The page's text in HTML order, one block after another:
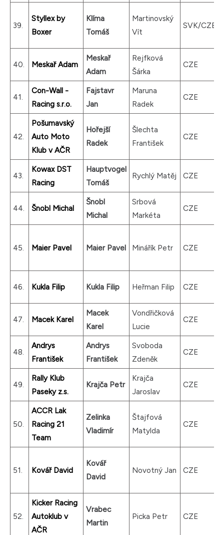
39.
Styllex by
Boxer
Klíma
Tomáš
Martinovský
Vít
SVK/CZE
40. Meskař Adam
Meskař
Adam
Rejfková
Šárka
CZE
41.
Con-Wall -
Racing s.r.o.
Fajstavr
Jan
Maruna
Radek
CZE
42.
Pošumavský
Auto Moto
Klub v AČR
Hořejší
Radek
Šlechta
František
CZE
43.
Kowax DST
Racing
Hauptvogel
Tomáš
Rychlý Matěj CZE
44. Šnobl Michal
Šnobl
Michal
Srbová
Markéta
CZE
45. Maier Pavel Maier Pavel Minářík Petr CZE
46. Kukla Filip Kukla Filip Heřman Filip CZE
47. Macek Karel
Macek
Karel
Vondřičková
Lucie
CZE
48.
Andrys
František
Andrys
František
Svoboda
Zdeněk
CZE
49.
Rally Klub
Paseky z.s.
Krajča Petr
Krajča
Jaroslav
CZE
50.
ACCR Lak
Racing 21
Team
Zelinka
Vladimír
Štajfová
Matylda
CZE
51. Kovář David
Kovář
David
Novotný Jan CZE
52.
Kicker Racing
Autoklub v
AČR
Vrabec
Martin
Picka Petr CZE